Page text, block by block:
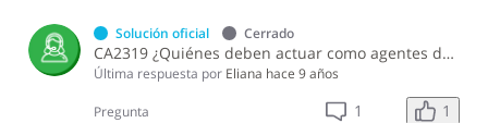
Solución oficial Cerrado
CA2319 ¿Quiénes deben actuar como agentes de retención del impuesto a la emisión de cheques y pagos por transferencias electrónicas?
Última respuesta por Eliana hace 9 años
Pregunta 1 1